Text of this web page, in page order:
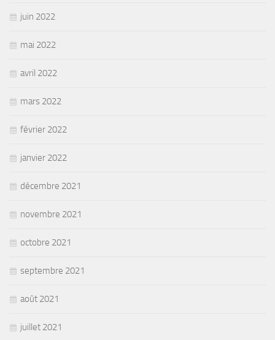
juin 2022
mai 2022
avril 2022
mars 2022
février 2022
janvier 2022
décembre 2021
novembre 2021
octobre 2021
septembre 2021
août 2021
juillet 2021